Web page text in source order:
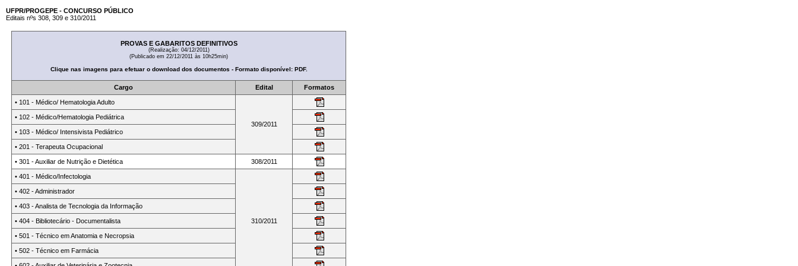
UFPR/PROGEPE - CONCURSO PÚBLICO
Editais nºs 308, 309 e 310/2011
PROVAS E GABARITOS DEFINITIVOS
(Realização: 04/12/2011)
(Publicado em 22/12/2011 às 10h25min)
Clique nas imagens para efetuar o download dos documentos - Formato disponível: PDF.
Cargo Edital Formatos
• 101 - Médico/ Hematologia Adulto
309/2011
• 102 - Médico/Hematologia Pediátrica
• 103 - Médico/ Intensivista Pediátrico
• 201 - Terapeuta Ocupacional
• 301 - Auxiliar de Nutrição e Dietética 308/2011
• 401 - Médico/Infectologia
310/2011
• 402 - Administrador
• 403 - Analista de Tecnologia da Informação
• 404 - Bibliotecário - Documentalista
• 501 - Técnico em Anatomia e Necropsia
• 502 - Técnico em Farmácia